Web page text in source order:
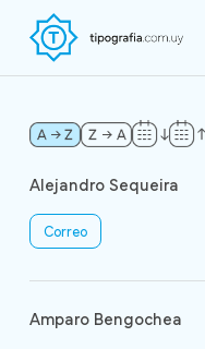
main
Alejandro Sequeira
Correo
Amparo Bengochea